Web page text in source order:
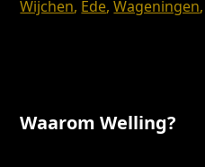
Wijchen, Ede,Wageningen
Waarom Welling?